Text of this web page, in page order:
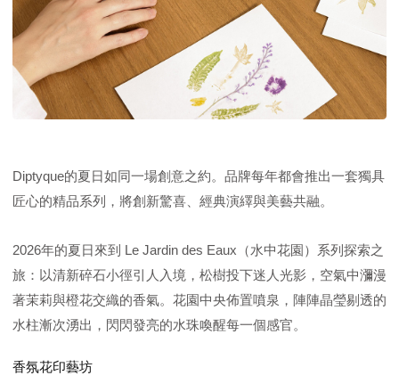
Diptyque的夏日如同一場創意之約。品牌每年都會推出一套獨具
匠心的精品系列，將創新驚喜、經典演繹與美藝共融。
2026年的夏日來到 Le Jardin des Eaux（水中花園）系列探索之
旅：以清新碎石小徑引人入境，松樹投下迷人光影，空氣中瀰漫
著茉莉與橙花交織的香氣。花園中央佈置噴泉，陣陣晶瑩剔透的
水柱漸次湧出，閃閃發亮的水珠喚醒每一個感官。
香氛花印藝坊